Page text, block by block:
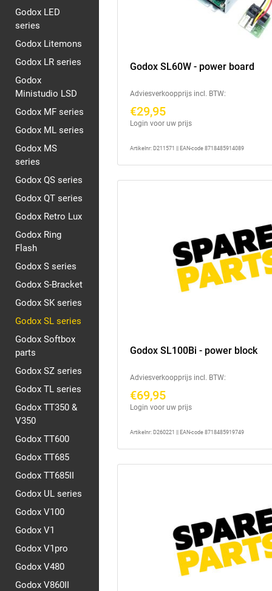
Godox LED
series
Godox Litemons
Godox LR series
Godox
Ministudio LSD
Godox MF series
Godox ML series
Godox MS
series
Godox QS series
Godox QT series
Godox Retro Lux
Godox Ring
Flash
Godox S series
Godox S-Bracket
Godox SK series
Godox SL series
Godox Softbox
parts
Godox SZ series
Godox TL series
Godox TT350 &
V350
Godox TT600
Godox TT685
Godox TT685II
Godox UL series
Godox V100
Godox V1
Godox V1pro
Godox V480
Godox V860II
Godox SL60W - power board
Adviesverkoopprijs incl. BTW:
€29,95
Login voor uw prijs
Artikelnr: D211571 || EAN-code 8718485914089
Godox SL100Bi - power block
Adviesverkoopprijs incl. BTW:
€69,95
Login voor uw prijs
Artikelnr: D260221 || EAN-code 8718485919749